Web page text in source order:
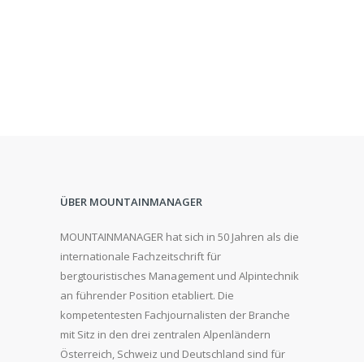
ÜBER MOUNTAINMANAGER
MOUNTAINMANAGER hat sich in 50 Jahren als die
internationale Fachzeitschrift für
bergtouristisches Management und Alpintechnik
an führender Position etabliert. Die
kompetentesten Fachjournalisten der Branche
mit Sitz in den drei zentralen Alpenländern
Österreich, Schweiz und Deutschland sind für